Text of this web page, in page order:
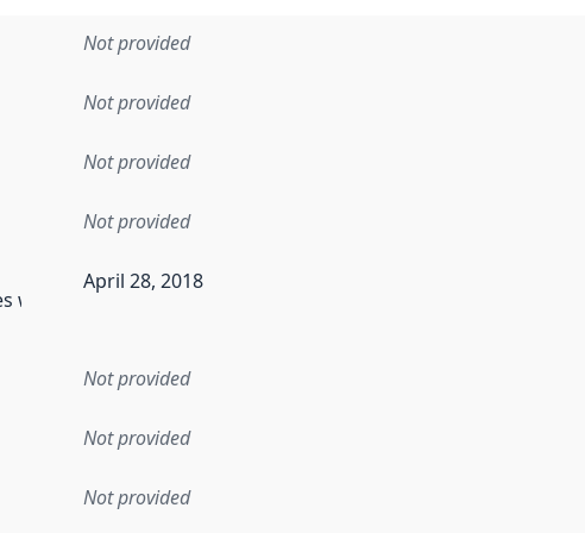
Not provided
Not provided
Not provided
Not provided
when the data in this dataset was first released. It may have
April 28, 2018
Not provided
Not provided
Not provided